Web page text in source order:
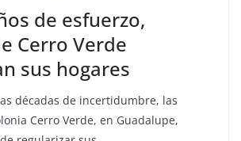
de esfuerzo,
Cerro Verde
sus hogares
décadas de incertidumbre, las
Cerro Verde, en Guadalupe,